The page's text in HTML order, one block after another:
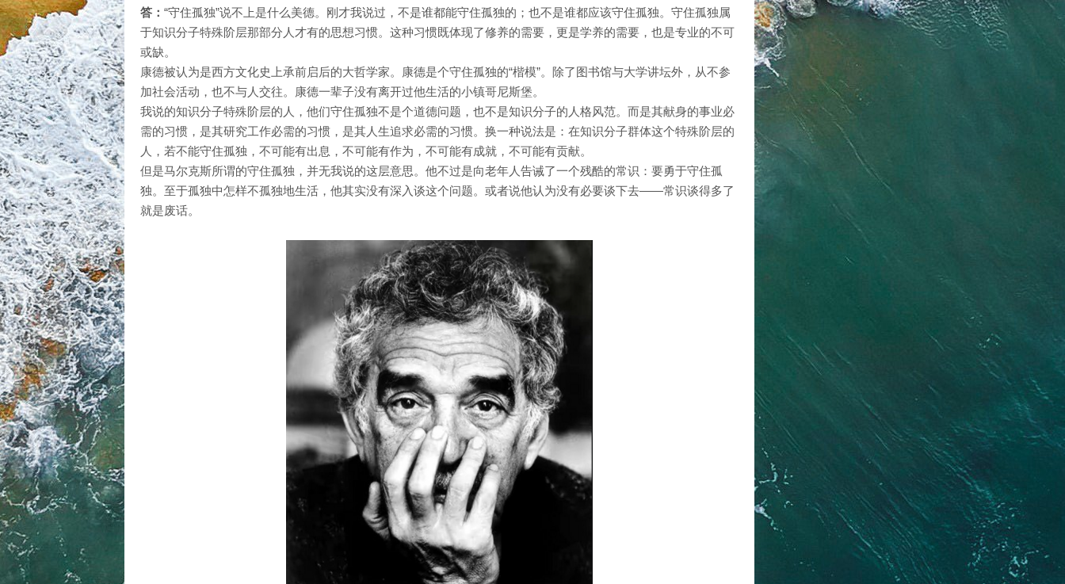
答： “守住孤独”说不上是什么美德。刚才我说过，不是谁都能守住孤独的；也不是谁都应该守住孤独。守住孤独属
于知识分子特殊阶层那部分人才有的思想习惯。这种习惯既体现了修养的需要，更是学养的需要，也是专业的不可
或缺。
康德被认为是西方文化史上承前启后的大哲学家。康德是个守住孤独的“楷模”。除了图书馆与大学讲坛外，从不参
加社会活动，也不与人交往。康德一辈子没有离开过他生活的小镇哥尼斯堡。
我说的知识分子特殊阶层的人，他们守住孤独不是个道德问题，也不是知识分子的人格风范。而是其献身的事业必
需的习惯，是其研究工作必需的习惯，是其人生追求必需的习惯。换一种说法是：在知识分子群体这个特殊阶层的
人，若不能守住孤独，不可能有出息，不可能有作为，不可能有成就，不可能有贡献。
但是马尔克斯所谓的守住孤独，并无我说的这层意思。他不过是向老年人告诫了一个残酷的常识：要勇于守住孤
独。至于孤独中怎样不孤独地生活，他其实没有深入谈这个问题。或者说他认为没有必要谈下去——常识谈得多了
就是废话。